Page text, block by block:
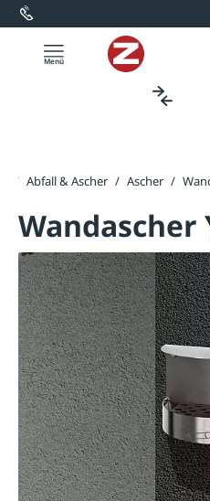
springen
/ Abfall & Ascher / Ascher /
Wandascher